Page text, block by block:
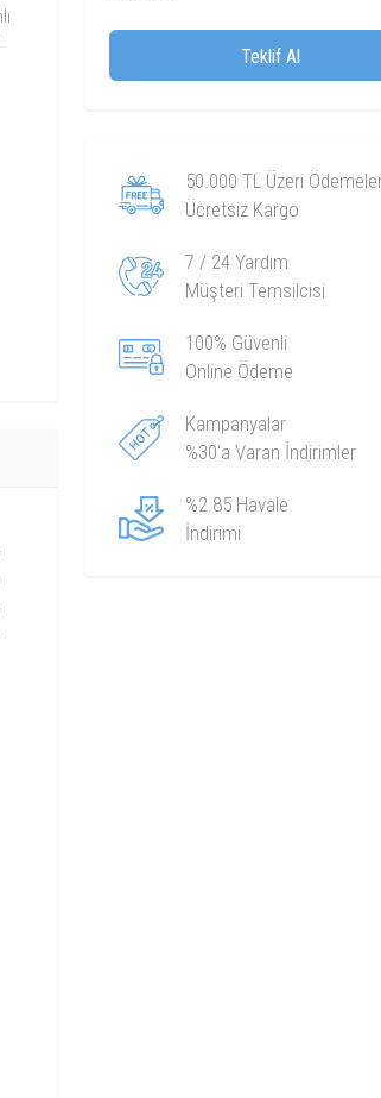
Teklif Al
50.000 TL Üzeri
Ücretsiz Kargo
7 / 24 Yardım
Müşteri Temsilcisi
100% Güvenli
Online Ödeme
Kampanyalar
%30'a Varan İndirimler
%2.85 Havale
İndirimi